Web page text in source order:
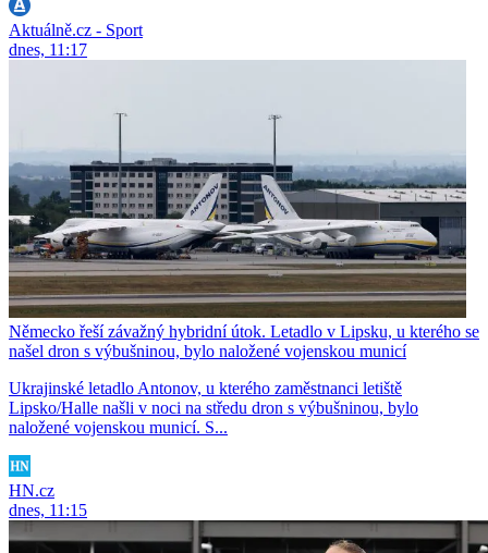
Aktuálně.cz - Sport
dnes, 11:17
Německo řeší závažný hybridní útok. Letadlo v Lipsku, u kterého se
našel dron s výbušninou, bylo naložené vojenskou municí
Ukrajinské letadlo Antonov, u kterého zaměstnanci letiště
Lipsko/Halle našli v noci na středu dron s výbušninou, bylo
naložené vojenskou municí. S...
HN.cz
dnes, 11:15